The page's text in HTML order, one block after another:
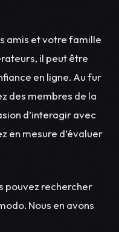
amis et votre famille
il peut être
en ligne. Au fur
des membres de la
d’interagir avec
en mesure d’évaluer
pouvez rechercher
Nous en avons